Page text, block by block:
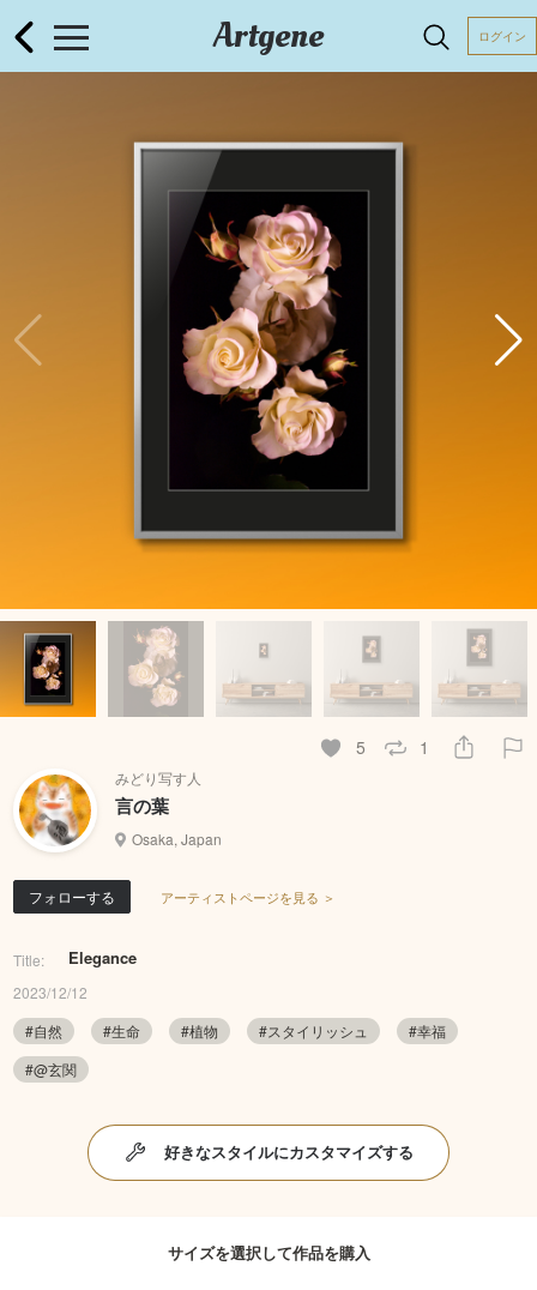
Artgene ログイン
5 1
みどり写す人
言の葉
Osaka, Japan
フォローする アーティストページを見る ＞
Title: Elegance
2023/12/12
#自然
#生命 #植物 #スタイリッシュ
#幸福
#@玄関
好きなスタイルにカスタマイズする
サイズを選択して作品を購入